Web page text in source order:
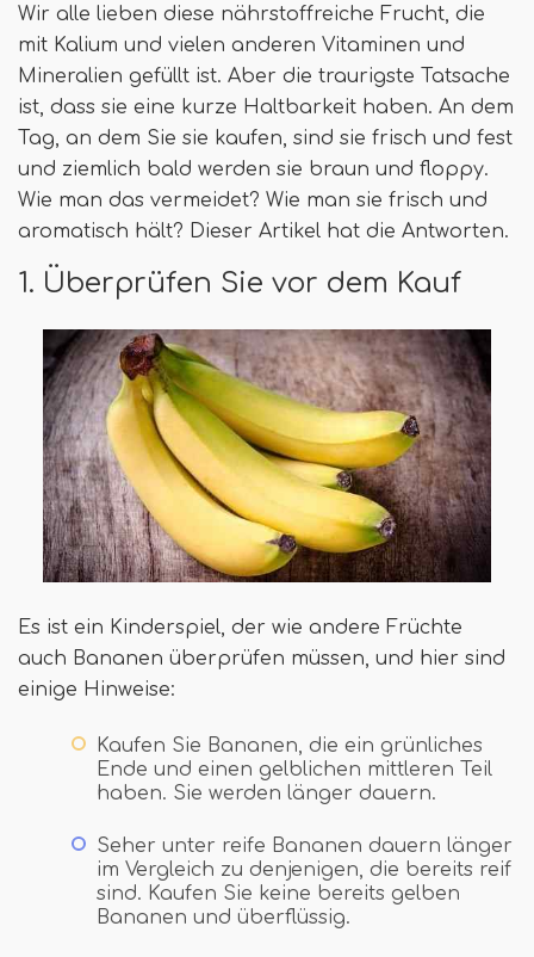
Wir alle lieben diese nährstoffreiche Frucht, die
mit Kalium und vielen anderen Vitaminen und
Mineralien gefüllt ist. Aber die traurigste Tatsache
ist, dass sie eine kurze Haltbarkeit haben. An dem
Tag, an dem Sie sie kaufen, sind sie frisch und fest
und ziemlich bald werden sie braun und floppy.
Wie man das vermeidet? Wie man sie frisch und
aromatisch hält? Dieser Artikel hat die Antworten.
1. Überprüfen Sie vor dem Kauf
Es ist ein Kinderspiel, der wie andere Früchte
auch Bananen überprüfen müssen, und hier sind
einige Hinweise:
Kaufen Sie Bananen, die ein grünliches
Ende und einen gelblichen mittleren Teil
haben. Sie werden länger dauern.
Seher unter reife Bananen dauern länger
im Vergleich zu denjenigen, die bereits reif
sind. Kaufen Sie keine bereits gelben
Bananen und überflüssig.